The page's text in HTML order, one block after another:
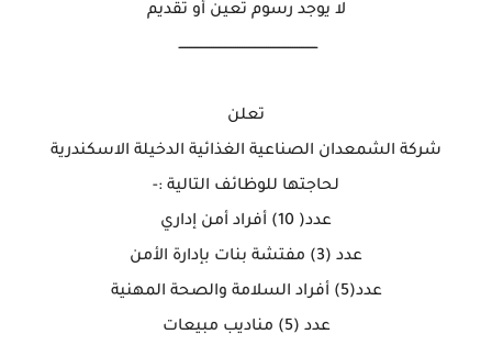
لا يوجد رسوم تعين أو تقديم
ـــــــــــــــــــــــــــــــــــــــــــــــــــــــــــــــ
تعلن
شركة الشمعدان الصناعية الغذائية الدخيلة الاسكندرية
لحاجتها للوظائف التالية :-
عدد( 10) أفراد أمن إداري
عدد (3) مفتشة بنات بإدارة الأمن
عدد(5) أفراد السلامة والصحة المهنية
عدد (5) مناديب مبيعات